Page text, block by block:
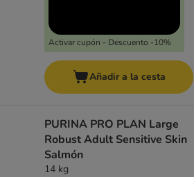
Activar cupón - Descuento -10%
Añadir a la cesta
PURINA PRO PLAN Large
Robust Adult Sensitive Skin
Salmón
14 kg